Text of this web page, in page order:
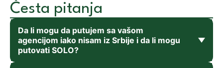
Česta pitanja
Da li mogu da putujem sa vašom
agencijom iako nisam iz Srbije i da li mogu
putovati SOLO?